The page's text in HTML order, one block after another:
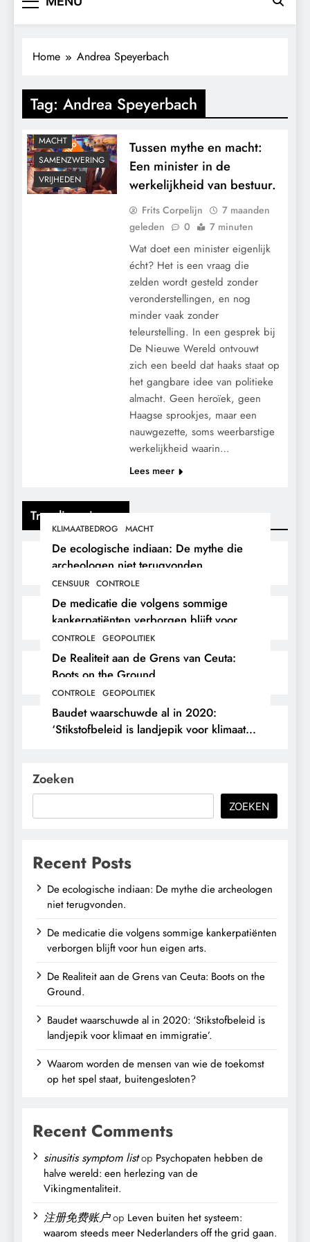
Trending nieuws
KLIMAATBEDROG MACHT
De ecologische indiaan: De mythe die
archeologen niet terugvonden.
CENSUUR CONTROLE
De medicatie die volgens sommige
kankerpatiënten verborgen blijft voor
hun eigen arts.
CONTROLE GEOPOLITIEK
De Realiteit aan de Grens van Ceuta:
Boots on the Ground.
CONTROLE GEOPOLITIEK
Baudet waarschuwde al in 2020:
‘Stikstofbeleid is landjepik voor klimaat
Home Andrea Speyerbach
Tag: Andrea Speyerbach
CENSUUR
KALENDER 2030
KLIMAATBEDROG
MACHT
SAMENZWERING
VRIJHEDEN
Tussen mythe en macht:
Een minister in de
werkelijkheid van bestuur.
Frits Corpelijn
7 maanden
geleden
0 7 minuten
Wat doet een minister eigenlijk
écht? Het is een vraag die
zelden wordt gesteld zonder
veronderstellingen, en nog
minder vaak zonder
teleurstelling. In een gesprek bij
De Nieuwe Wereld ontvouwt
zich een beeld dat haaks staat op
het gangbare idee van politieke
almacht. Geen heroïek, geen
Haagse sprookjes, maar een
nauwgezette, soms weerbarstige
werkelijkheid waarin…
Lees meer
Zoeken
ZOEKEN
Recent Posts
De ecologische indiaan: De mythe die archeologen
niet terugvonden.
De medicatie die volgens sommige kankerpatiënten
verborgen blijft voor hun eigen arts.
De Realiteit aan de Grens van Ceuta: Boots on the
Ground.
Baudet waarschuwde al in 2020: ‘Stikstofbeleid is
landjepik voor klimaat en immigratie’.
Waarom worden de mensen van wie de toekomst
op het spel staat, buitengesloten?
Recent Comments
sinusitis symptom listop Psychopaten hebben de
halve wereld: een herlezing van de
Vikingmentaliteit.
注册免费账户op Leven buiten het systeem:
waarom steeds meer Nederlanders off the grid gaan.